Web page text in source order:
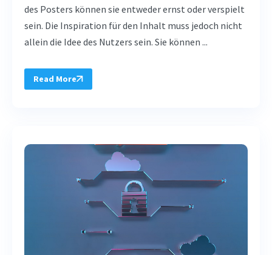
des Posters können sie entweder ernst oder verspielt
sein. Die Inspiration für den Inhalt muss jedoch nicht
allein die Idee des Nutzers sein. Sie können ...
Read More